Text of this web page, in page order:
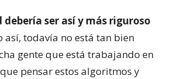
debería ser así y más riguroso
así, todavía no está tan bien
gente que está trabajando en
pensar estos algoritmos y